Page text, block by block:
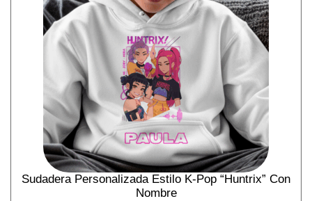
Sudadera Personalizada Estilo K-Pop “Huntrix” Con
Nombre